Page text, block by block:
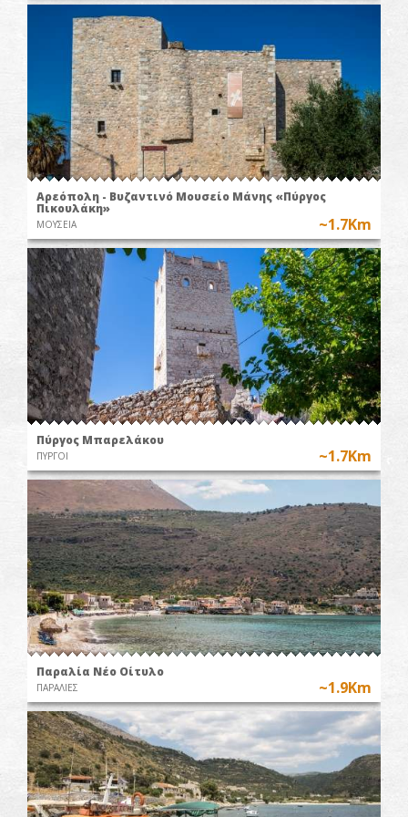
Αρεόπολη - Βυζαντινό Μουσείο Μάνης «Πύργος
Πικουλάκη»
ΜΟΥΣΕΙΑ ~1.7Km
Πύργος Μπαρελάκου
ΠΥΡΓΟΙ ~1.7Km
Παραλία Νέο Οίτυλο
ΠΑΡΑΛΙΕΣ ~1.9Km